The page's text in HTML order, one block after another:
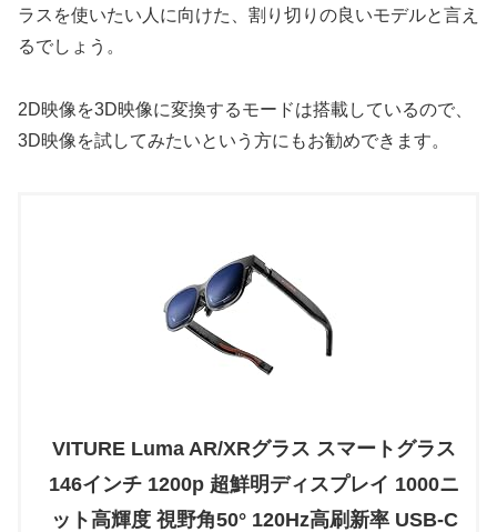
ラスを使いたい人に向けた、割り切りの良いモデルと言え
るでしょう。
2D映像を3D映像に変換するモードは搭載しているので、
3D映像を試してみたいという方にもお勧めできます。
VITURE Luma AR/XRグラス スマートグラス
146インチ 1200p 超鮮明ディスプレイ 1000ニ
ット高輝度 視野角50° 120Hz高刷新率 USB-C